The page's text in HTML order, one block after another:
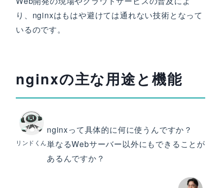
り、nginxはもはや避けては通れない技術となって
いるのです。
nginxの主な用途と機能
リンドくん
nginxって具体的に何に使うんですか？
単なるWebサーバー以外にもできることが
あるんですか？